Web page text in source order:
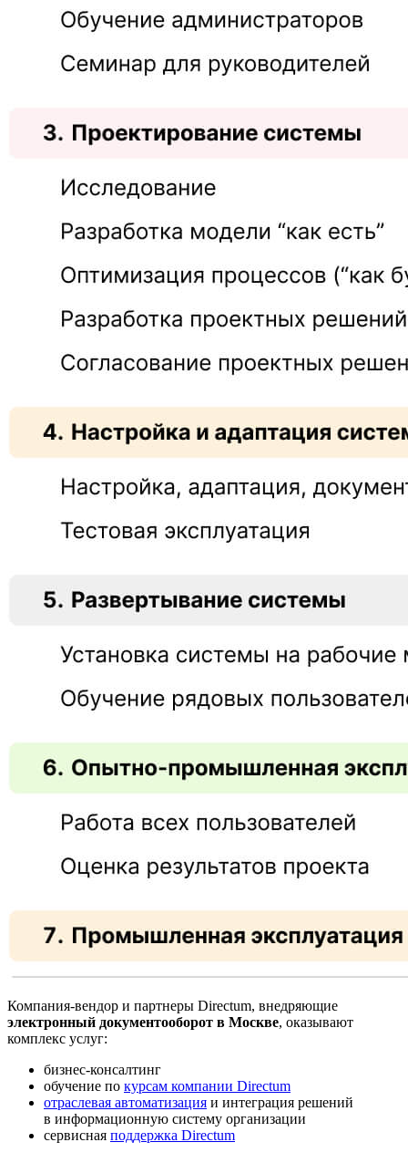
Компания-вендор и партнеры Directum, внедряющие
электронный документооборот в Москве, оказывают
комплекс услуг:
бизнес-консалтинг
обучение по курсам компании Directum
отраслевая автоматизация и интеграция решений
в информационную систему организации
сервисная поддержка Directum